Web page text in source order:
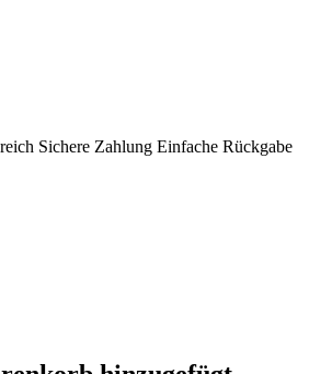
Sichere Zahlung Einfache Rückgabe